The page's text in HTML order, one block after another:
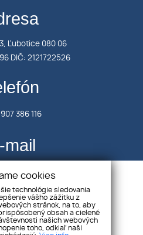
Ľubotice 080 06
DIČ: 2121722526
386 116
mail
Úvod
cookies
technológie sledovania
vášho zážitku z
stránok, na to, aby
obsah a cielené
našich webových
toho, odkiaľ naši